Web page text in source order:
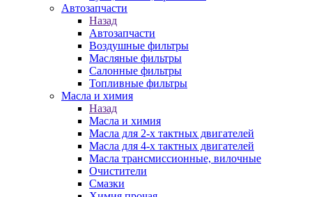
Автозапчасти
Назад
Автозапчасти
Воздушные фильтры
Масляные фильтры
Салонные фильтры
Топливные фильтры
Масла и химия
Назад
Масла и химия
Масла для 2-х тактных двигателей
Масла для 4-х тактных двигателей
Масла трансмиссионные, вилочные
Очистители
Смазки